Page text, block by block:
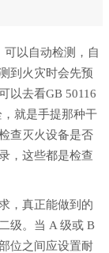
以自动检测，自
到火灾时会先预
以去看GB 50116
就是手提那种干
查灭火设备是否
，这些都是检查
，真正能做到的
级。当 A 级或 B
位之间应设置耐